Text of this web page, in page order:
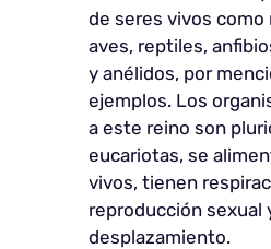
de seres vivos
aves, reptiles,
y anélidos, por
ejemplos. Los
a este reino son
eucariotas, se
vivos, tienen
reproducción sexual
desplazamiento.